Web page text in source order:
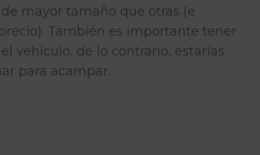
mayor tamaño que otras (e
También es importante tener
vehículo, de lo contrario, estarías
para acampar.